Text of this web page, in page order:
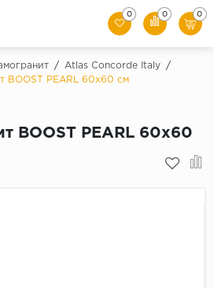
0 0 0
/ Atlas Concorde Italy
/
BOOST PEARL 60x60 см
BOOST PEARL 60x60